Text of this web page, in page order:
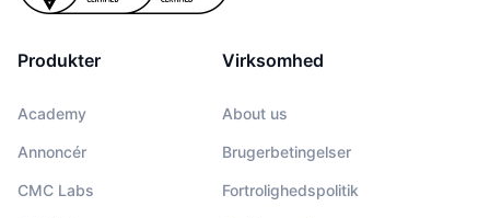
Produkter
Academy
Annoncér
CMC Labs
Virksomhed
About us
Brugerbetingelser
Fortrolighedspolitik